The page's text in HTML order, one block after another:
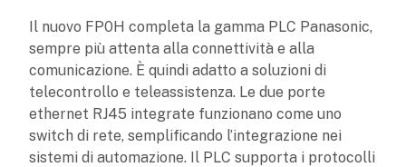
Il nuovo FP0H completa la gamma PLC Panasonic,
sempre più attenta alla connettività e alla
comunicazione. È quindi adatto a soluzioni di
telecontrollo e teleassistenza. Le due porte
ethernet RJ45 integrate funzionano come uno
switch di rete, semplificando l’integrazione nei
sistemi di automazione. Il PLC supporta i protocolli